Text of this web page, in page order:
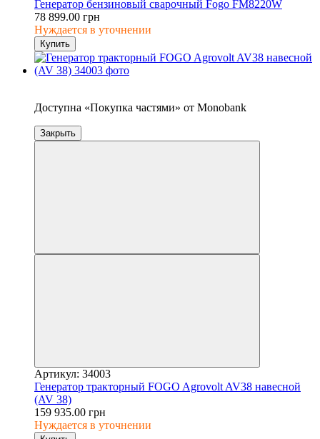
Генератор бензиновый сварочный Fogo FM8220W
78 899.00 грн
Нуждается в уточнении
Купить
Доступна «Покупка частями» от Monobank
Закрыть
Артикул: 34003
Генератор тракторный FOGO Agrovolt AV38 навесной
(AV 38)
159 935.00 грн
Нуждается в уточнении